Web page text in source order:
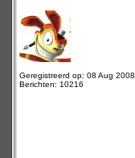
Geregistreerd op: 08 Aug 2008
Berichten: 10216